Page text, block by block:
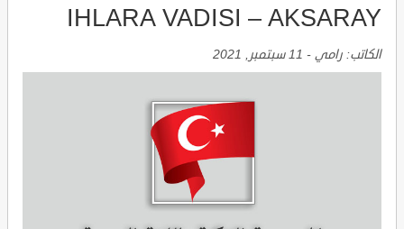
IHLARA VADISI – AKSARAY
الكاتب: رامي - 11 سبتمبر, 2021